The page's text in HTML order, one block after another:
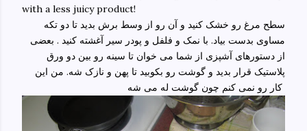
with a less juicy product!
سطح مرغ رو خشک کنید و آن رو از وسط برش بدید تا دو تکه
مساوی بدست بیاد. با نمک و فلفل و پودر سیر آغشته کنید . بعضی
از دستورهای آشپزی از شما می خوان تا سینه رو بین دو ورق
پلاستیک قرار بدید و گوشت رو بکوبید تا پهن و نازک شه. من این